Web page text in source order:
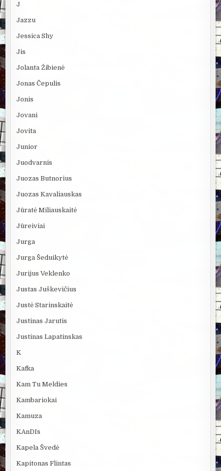
J
Jazzu
Jessica Shy
Jis
Jolanta Žibienė
Jonas Čepulis
Jonis
Jovani
Jovita
Junior
Juodvarnis
Juozas Butnorius
Juozas Kavaliauskas
Jūratė Miliauskaitė
Jūreiviai
Jurga
Jurga Šeduikytė
Jurijus Veklenko
Justas Juškevičius
Justė Starinskaitė
Justinas Jarutis
Justinas Lapatinskas
K
Kafka
Kam Tu Meldies
Kambariokai
Kamuza
KAnDIs
Kapela Švedė
Kapitonas Flintas